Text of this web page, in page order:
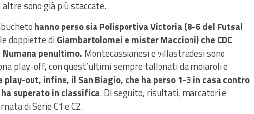
sono già più staccate.
hanno perso sia Polisportiva Victoria (8-6 del Futsal
doppiette diGiambartolomei e mister Maccioni) che CDC
penultimo. Montecassianesi e villastradesi sono
play-off, con quest’ultimi sempre tallonati da moiaroli e
play-out, infine, il San Biagio, che ha perso 1-3 in casa contro
superato in classifica. Di seguito, risultati, marcatori e
di Serie C1 e C2.